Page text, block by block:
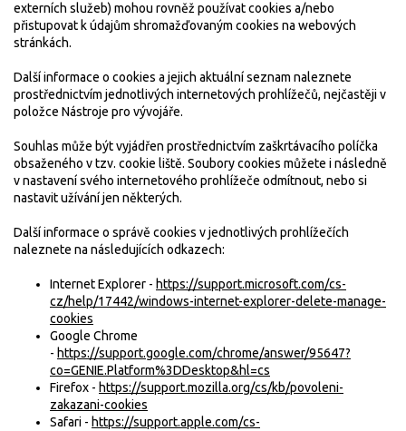
externích služeb) mohou rovněž používat cookies a/nebo
přistupovat k údajům shromažďovaným cookies na webových
stránkách.
Další informace o cookies a jejich aktuální seznam naleznete
prostřednictvím jednotlivých internetových prohlížečů, nejčastěji v
položce Nástroje pro vývojáře.
Souhlas může být vyjádřen prostřednictvím zaškrtávacího políčka
obsaženého v tzv. cookie liště. Soubory cookies můžete i následně
v nastavení svého internetového prohlížeče odmítnout, nebo si
nastavit užívání jen některých.
Další informace o správě cookies v jednotlivých prohlížečích
naleznete na následujících odkazech:
Internet Explorer - https://support.microsoft.com/cs-
cz/help/17442/windows-internet-explorer-delete-manage-
cookies
Google Chrome
- https://support.google.com/chrome/answer/95647?
co=GENIE.Platform%3DDesktop&hl=cs
Firefox - https://support.mozilla.org/cs/kb/povoleni-
zakazani-cookies
Safari - https://support.apple.com/cs-